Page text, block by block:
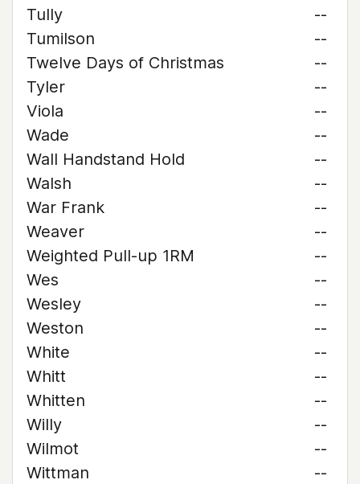
Tully
--
Tumilson
--
Twelve Days of Christmas
--
Tyler
--
Viola
--
Wade
--
Wall Handstand Hold
--
Walsh
--
War Frank
--
Weaver
--
Weighted Pull-up 1RM
--
Wes
--
Wesley
--
Weston
--
White
--
Whitt
--
Whitten
--
Willy
--
Wilmot
--
Wittman
--